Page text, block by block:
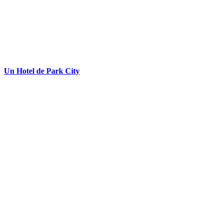
Un Hotel de Park City